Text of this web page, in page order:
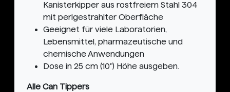
Kanisterkipper aus rostfreiem Stahl 304
mit perlgestrahlter Oberfläche
Geeignet für viele Laboratorien,
Lebensmittel, pharmazeutische und
chemische Anwendungen
Dose in 25 cm (10") Höhe ausgeben.
Alle Can Tippers